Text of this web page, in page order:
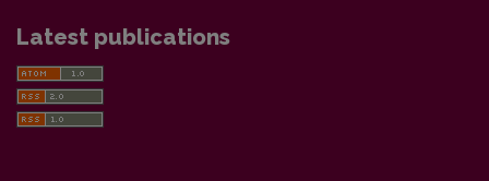
Latest publications